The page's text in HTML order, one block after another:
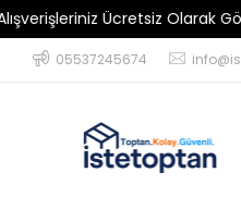
Ücretsiz Olarak
05537245674